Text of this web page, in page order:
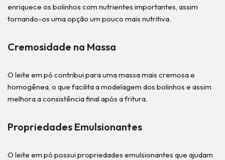
enriquece os bolinhos com nutrientes importantes, assim
tornando-os uma opção um pouco mais nutritiva.
Cremosidade na Massa
O leite em pó contribui para uma massa mais cremosa e
homogênea, o que facilita a modelagem dos bolinhos e assim
melhora a consistência final após a fritura.
Propriedades Emulsionantes
O leite em pó possui propriedades emulsionantes que ajudam